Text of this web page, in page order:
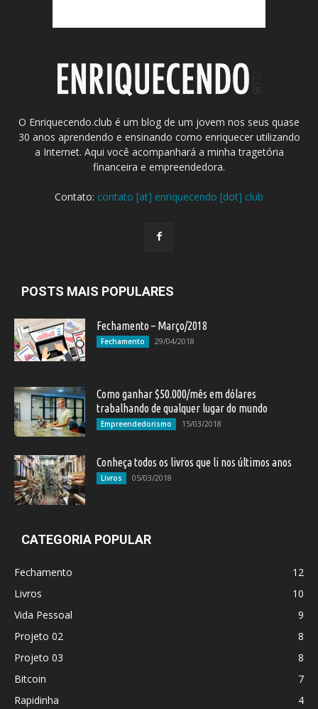
O Enriquecendo.club é um blog de um jovem nos seus quase
30 anos aprendendo e ensinando como enriquecer utilizando
a Internet. Aqui você acompanhará a minha tragetória
financeira e empreendedora.
Contato: contato [at] enriquecendo [dot] club
POSTS MAIS POPULARES
Fechamento – Março/2018
Fechamento 29/04/2018
Como ganhar $50.000/mês em dólares
trabalhando de qualquer lugar do mundo
Empreendedorismo 15/03/2018
Conheça todos os livros que li nos últimos anos
Livros 05/03/2018
CATEGORIA POPULAR
Fechamento
12
Livros
10
Vida Pessoal
9
Projeto 02
8
Projeto 03
8
Bitcoin
7
Rapidinha
4